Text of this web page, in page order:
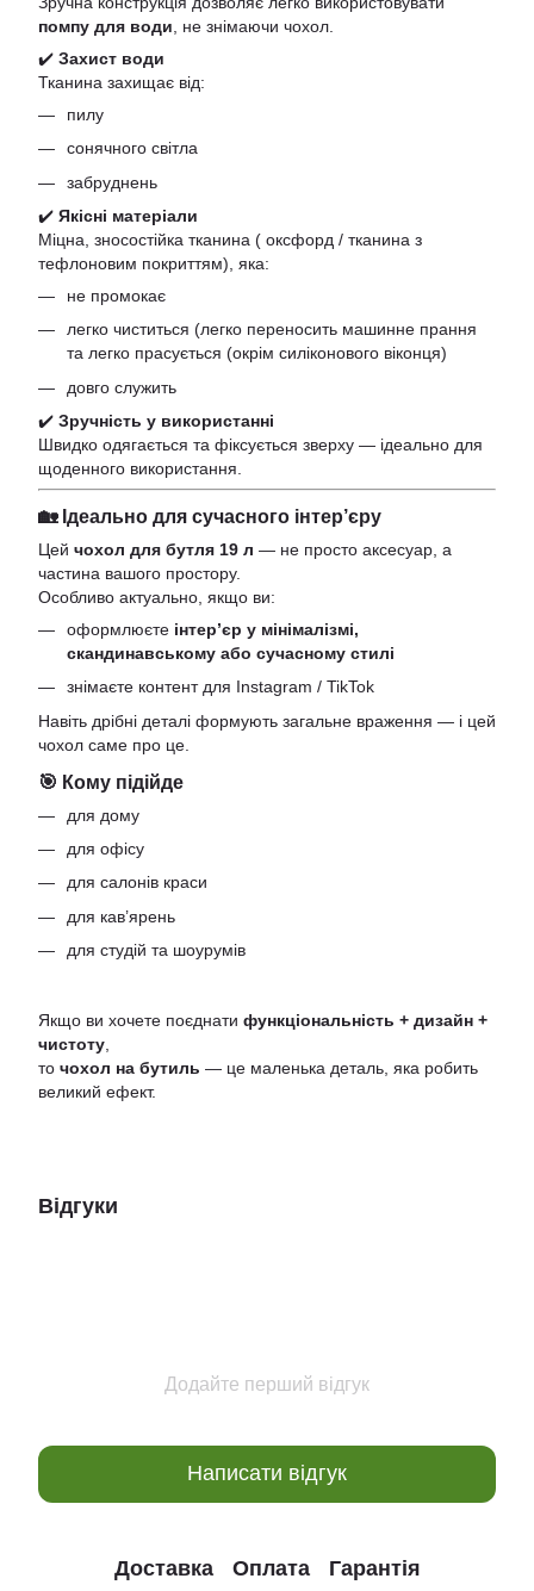
помпу для води , не знімаючи чохол.
✔️ Захист води
Тканина захищає від:
пилу
сонячного світла
забруднень
✔️ Якісні матеріали
Міцна, зносостійка тканина ( оксфорд / тканина з
тефлоновим покриттям), яка:
не промокає
легко чиститься (легко переносить машинне прання
та легко прасується (окрім силіконового віконця)
довго служить
✔️ Зручність у використанні
Швидко одягається та фіксується зверху — ідеально для
щоденного використання.
🏡 Ідеально для сучасного інтер’єру
Цей чохол для бутля 19 л — не просто аксесуар, а
частина вашого простору.
Особливо актуально, якщо ви:
оформлюєте інтер’єр у мінімалізмі,
скандинавському або сучасному стилі
знімаєте контент для Instagram / TikTok
Навіть дрібні деталі формують загальне враження — і цей
чохол саме про це.
🎯 Кому підійде
для дому
для офісу
для салонів краси
для кав’ярень
для студій та шоурумів
Якщо ви хочете поєднати функціональність + дизайн +
чистоту
то чохол на бутиль — це маленька деталь, яка робить
великий ефект.
Відгуки
Додайте перший відгук
Написати відгук
Доставка Оплата Гарантія